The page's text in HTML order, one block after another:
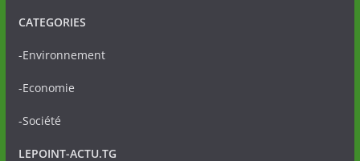
CATEGORIES
-Environnement
-Economie
-Société
LEPOINT-ACTU.TG